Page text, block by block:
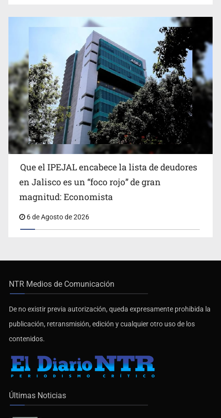
Que el IPEJAL encabece la lista de deudores
en Jalisco es un “foco rojo” de gran
magnitud: Economista
6 de Agosto de 2026
NTR Medios de Comunicación
De no existir previa autorización, queda expresamente prohibida la
publicación, retransmisión, edición y cualquier otro uso de los
contenidos.
Últimas Noticias